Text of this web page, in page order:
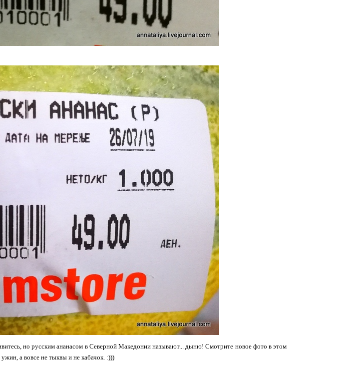
но русским ананасом в Северной Македонии называют... дыню! Смотрите новое фото в этом
а вовсе не тыквы и не кабачок. :)))